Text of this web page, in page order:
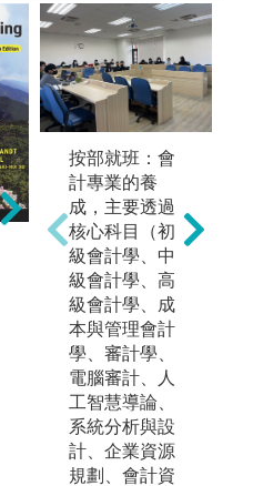
未上傳圖片
小組報告：以
會計及財務理
論為基礎，進
行企業研究與
市場分析，培
養團體合作的
精神及上台口
頭報告的能
力。
按部就班：會
計專業的養
成，主要透過
核心科目（初
級會計學、中
級會計學、高
級會計學、成
本與管理會計
學、審計學、
電腦審計、人
工智慧導論、
系統分析與設
計、企業資源
規劃、會計資